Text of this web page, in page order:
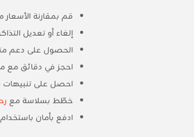
قم بمقارنة
إلغاء أو تعديل
الحصول على دعم
احجز في دقائق مع
احصل على تنبيهات
خطّط بسلاسة مع
ادفع بأمان